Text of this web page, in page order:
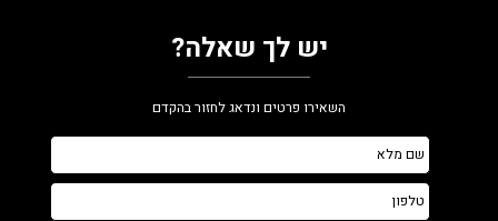
יש לך שאלה?
השאירו פרטים ונדאג לחזור בהקדם